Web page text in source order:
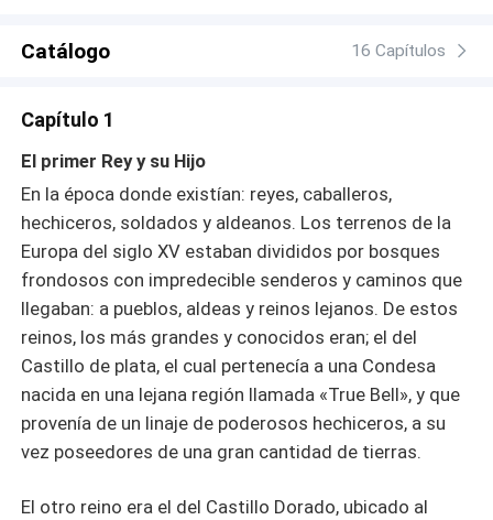
Catálogo 16 Capítulos
Capítulo 1
El primer Rey y su Hijo
En la época donde existían: reyes, caballeros,
hechiceros, soldados y aldeanos. Los terrenos de la
Europa del siglo XV estaban divididos por bosques
frondosos con impredecible senderos y caminos que
llegaban: a pueblos, aldeas y reinos lejanos. De estos
reinos, los más grandes y conocidos eran; el del
Castillo de plata, el cual pertenecía a una Condesa
nacida en una lejana región llamada «True Bell», y que
provenía de un linaje de poderosos hechiceros, a su
vez poseedores de una gran cantidad de tierras.
El otro reino era el del Castillo Dorado, ubicado al